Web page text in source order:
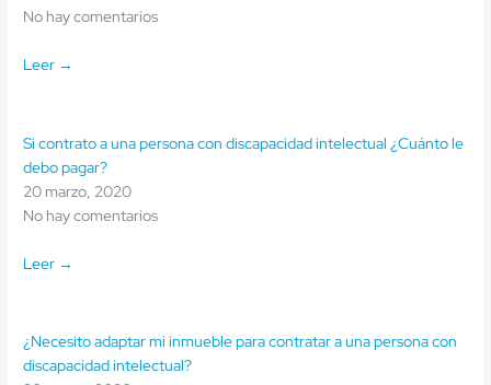
No hay comentarios
Leer →
Si contrato a una persona con discapacidad intelectual ¿Cuánto le
debo pagar?
20 marzo, 2020
No hay comentarios
Leer →
¿Necesito adaptar mi inmueble para contratar a una persona con
discapacidad intelectual?